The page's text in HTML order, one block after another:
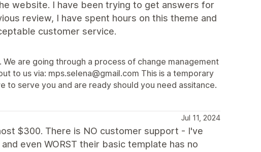
website. I have been trying to get answers for
review, I have spent hours on this theme and
customer service.
are going through a process of change management
to us via: mps.selena@gmail.com This is a temporary
to serve you and are ready should you need assitance.
Jul 11, 2024
$300. There is NO customer support - I've
even WORST their basic template has no